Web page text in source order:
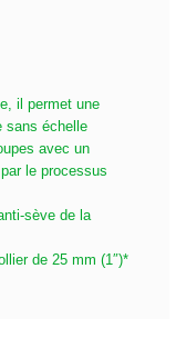
il permet une
sans échelle
avec un
le processus
sève de la
de 25 mm (1″)*